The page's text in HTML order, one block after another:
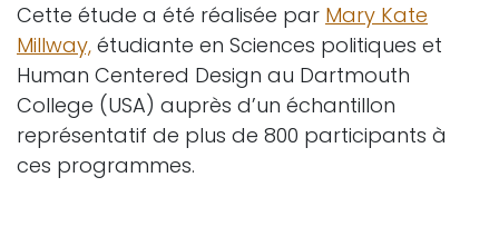
Cette étude a été réalisée par Mary Kate
Millway, étudiante en Sciences politiques et
Human Centered Design au Dartmouth
College (USA) auprès d’un échantillon
représentatif de plus de 800 participants à
ces programmes.